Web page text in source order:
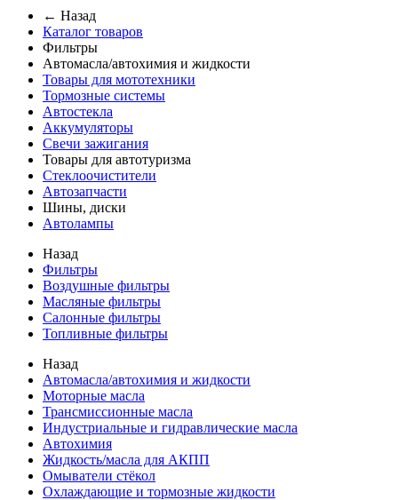
← Назад
Каталог товаров
Фильтры
Автомасла/автохимия и жидкости
Товары для мототехники
Тормозные системы
Автостекла
Аккумуляторы
Свечи зажигания
Товары для автотуризма
Стеклоочистители
Автозапчасти
Шины, диски
Автолампы
Назад
Фильтры
Воздушные фильтры
Масляные фильтры
Салонные фильтры
Топливные фильтры
Назад
Автомасла/автохимия и жидкости
Моторные масла
Трансмиссионные масла
Индустриальные и гидравлические масла
Автохимия
Жидкость/масла для АКПП
Омыватели стёкол
Охлаждающие и тормозные жидкости